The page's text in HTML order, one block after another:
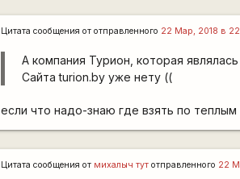
Цитата сообщения ототправленного 22 Мар, 2018 в
А компания Турион, которая
Сайта turion.by уже нету ((
если что надо-знаю где взять по
Цитата сообщения от михалыч тут отправленного 22